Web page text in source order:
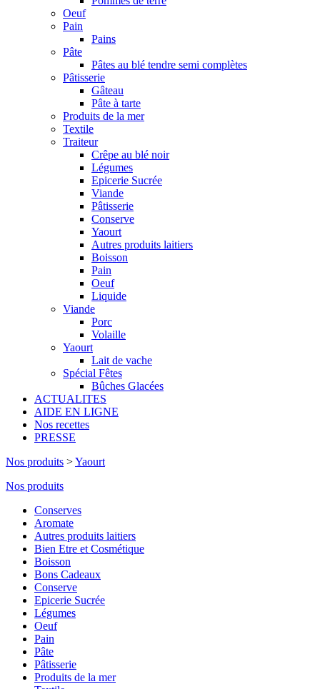
Oeuf
Pain
Pains
Pâte
Pâtes au blé tendre semi complètes
Pâtisserie
Gâteau
Pâte à tarte
Produits de la mer
Textile
Traiteur
Crêpe au blé noir
Légumes
Epicerie Sucrée
Viande
Pâtisserie
Conserve
Yaourt
Autres produits laitiers
Boisson
Pain
Oeuf
Liquide
Viande
Porc
Volaille
Yaourt
Lait de vache
Spécial Fêtes
Bûches Glacées
ACTUALITES
AIDE EN LIGNE
Nos recettes
PRESSE
Nos produits >Yaourt
Nos produits
Conserves
Aromate
Autres produits laitiers
Bien Etre et Cosmétique
Boisson
Bons Cadeaux
Conserve
Epicerie Sucrée
Légumes
Oeuf
Pain
Pâte
Pâtisserie
Produits de la mer